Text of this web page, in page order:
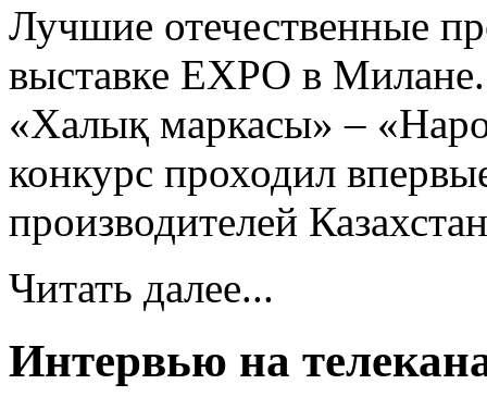
Лучшие отечественные
выставке EXPO в
«Халық маркасы» –
конкурс проходил
производителей
Читать далее...
Интервью на